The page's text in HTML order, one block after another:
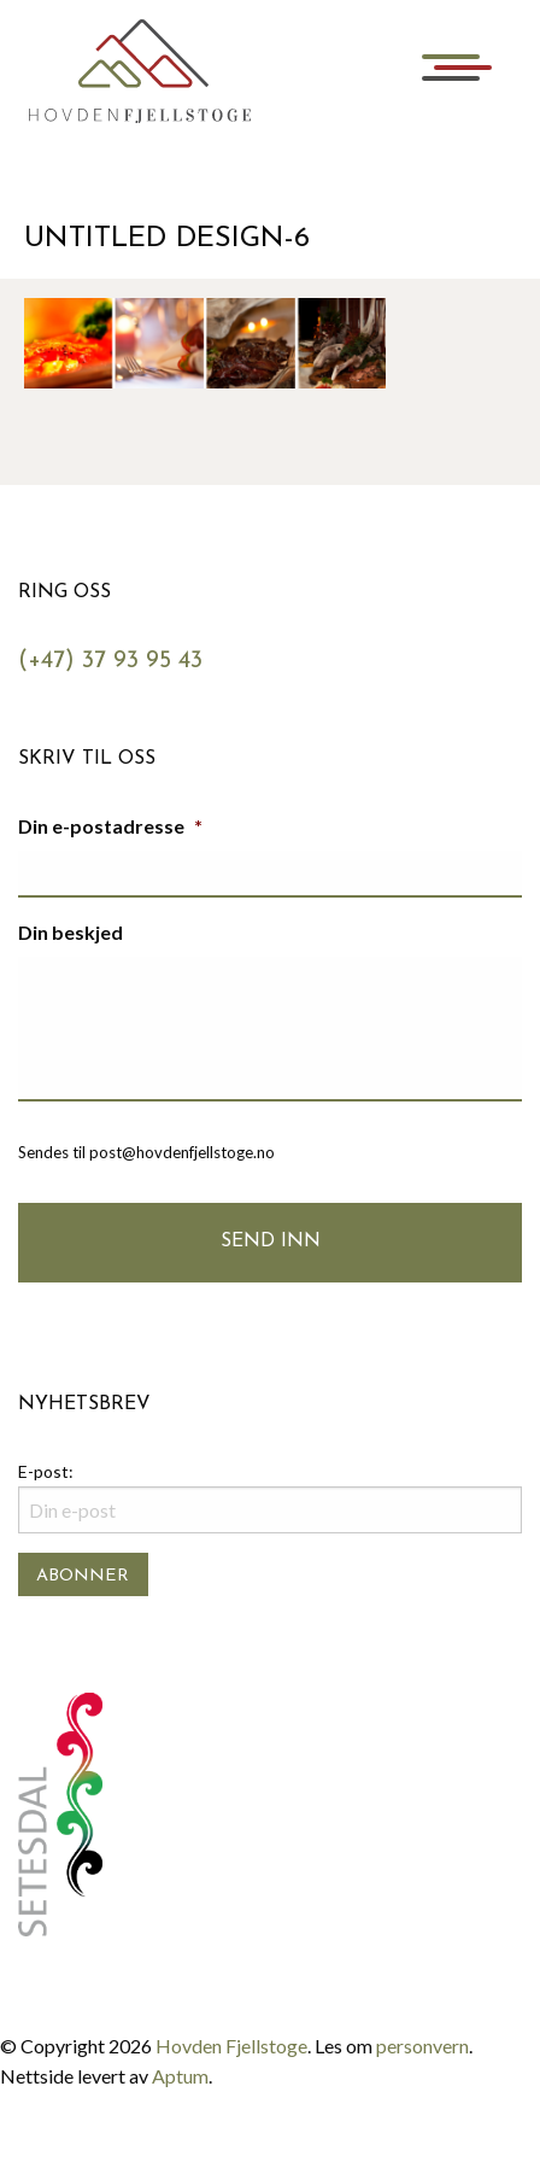
UNTITLED DESIGN-6
RING OSS
(+47) 37 93 95 43
SKRIV TIL OSS
Din e-postadresse *
Din beskjed
Sendes til post@hovdenfjellstoge.no
NYHETSBREV
E-post:
© Copyright 2026 Hovden Fjellstoge . Les ompersonvern
Nettside levert av Aptum